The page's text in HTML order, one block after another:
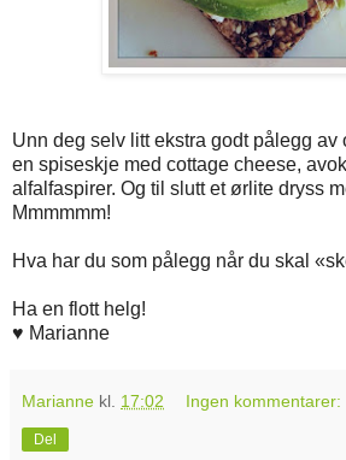
Unn deg selv litt ekstra godt pålegg av
en spiseskje med cottage cheese,
alfalfaspirer. Og til slutt et ørlite dryss
Mmmmmm!
Hva har du som pålegg når du skal
Ha en flott helg!
♥ Marianne
Marianne kl. 17:02 Ingen kommentarer:
Del